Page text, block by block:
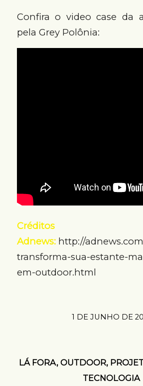
Confira o video case da
pela Grey Polônia:
Adnews:http://
transforma-sua-estante-
em-outdoor.html
1 DE JUNHO DE
LÁ FORA,OUTDOOR,
TECNOLOGIA